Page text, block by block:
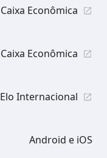
Caixa Econômica
Caixa Econômica
Elo Internacional
Android e iOS